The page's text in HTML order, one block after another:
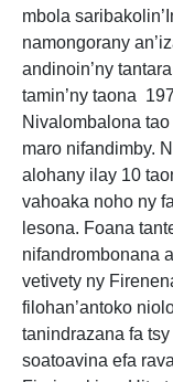
mbola
namongorany
andinoin’ny
tamin’ny taona
Nivalombalona
maro nifandimby.
alohany ilay 10
vahoaka noho ny
lesona. Foana
nifandrombonana
vetivety ny
filohan’antoko
tanindrazana fa
soatoavina efa